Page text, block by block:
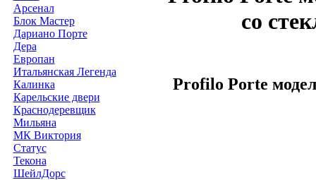
Арсенал
Блок Мастер
Дариано Порте
Дера
Европан
Итальянская Легенда
Калинка
Карельские двери
Краснодеревщик
Мильяна
МК Виктория
Статус
Текона
ШейлДорс
со
Profilo Porte